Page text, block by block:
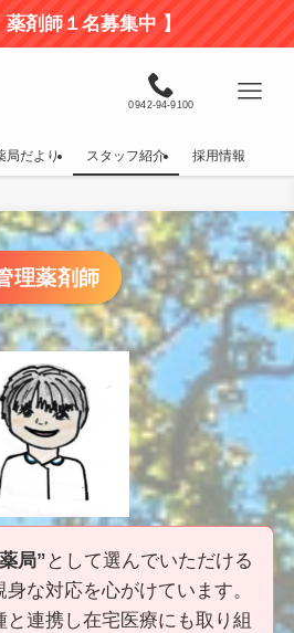
剤師１名募集中 】 【
0942-94-9100
局だより スタッフ紹介 採用情報
理薬剤師
局” として選んでいただける
な対応を心がけています。
と連携し在宅医療にも取り組